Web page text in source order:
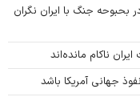
بحبوحه جنگ با ایران نگران
ناکام مانده‌اند
جهانی آمریکا باشد